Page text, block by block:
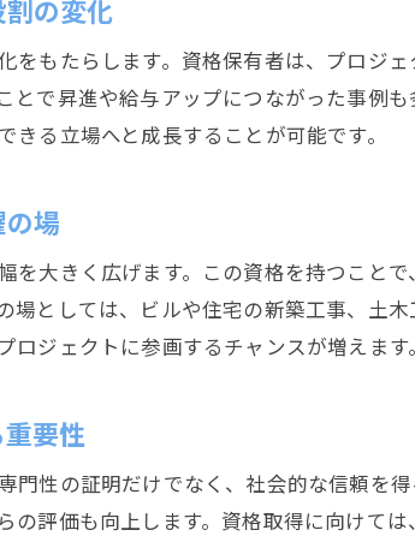
建設技師視点でみる施工管理技士
建設技師のキャリアを支える施工
施工管理技士資格が建設技師に与
建設分野で目指せる主要国家資格
建設技師が知るべき資格一覧表の活
建設技師におすすめの国家資格ラン
現場で求められる建設技師のスキルアッ
建設技師が現場で磨くべき必須スキ
建設分野で役立つ建設技師のスキ
の変化
をもたらします。資格保有者は、プロジ
とで昇進や給与アップにつながった事例
る立場へと成長することが可能です。
場
を大きく広げます。この資格を持つこと
としては、ビルや住宅の新築工事、土
ジェクトに参画するチャンスが増えます。
要性
門性の証明だけでなく、社会的な信頼を
の評価も向上します。資格取得に向けて